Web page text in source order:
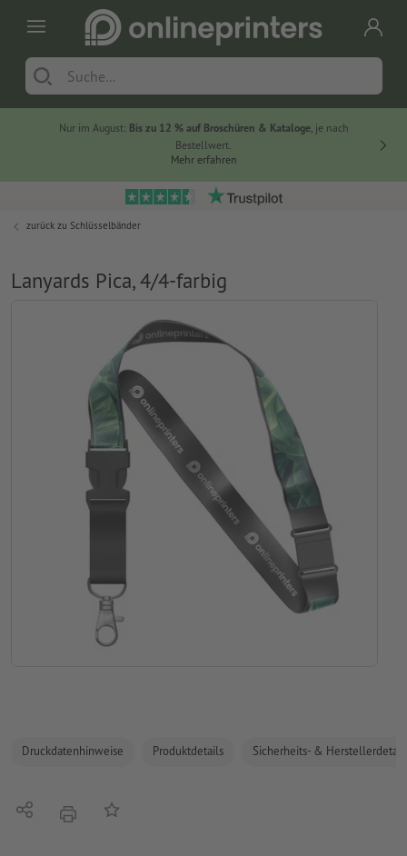
Nur im August: Bis zu 12 % auf Broschüren & Kataloge, je nach
Bestellwert.
Mehr erfahren
zurück zu Schlüsselbänder
Lanyards Pica, 4/4-farbig
Druckdatenhinweise Produktdetails Sicherheits- &
Teilen DruckenAuf die Merkliste